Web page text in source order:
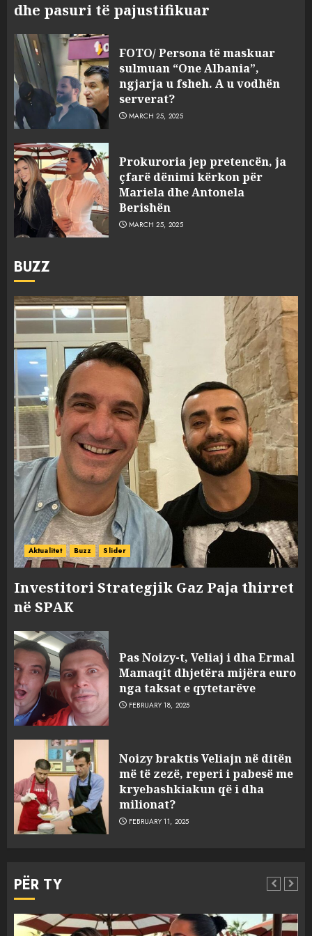
dhe pasuri të pajustifikuar
FOTO/ Persona të maskuar
sulmuan “One Albania”,
ngjarja u fsheh. A u vodhën
serverat?
MARCH 25, 2025
Prokuroria jep pretencën, ja
çfarë dënimi kërkon për
Mariela dhe Antonela
Berishën
MARCH 25, 2025
BUZZ
Aktualitet Buzz Slider
Investitori Strategjik Gaz Paja thirret
në SPAK
Pas Noizy-t, Veliaj i dha Ermal
Mamaqit dhjetëra mijëra euro
nga taksat e qytetarëve
FEBRUARY 18, 2025
Noizy braktis Veliajn në ditën
më të zezë, reperi i pabesë me
kryebashkiakun që i dha
milionat?
FEBRUARY 11, 2025
PËR TY
3
sulmuan “One Albania”,
ngjarja u fsheh. A u vodhën
serverat?
MARCH 25, 2025
4 MARCH 25, 2025